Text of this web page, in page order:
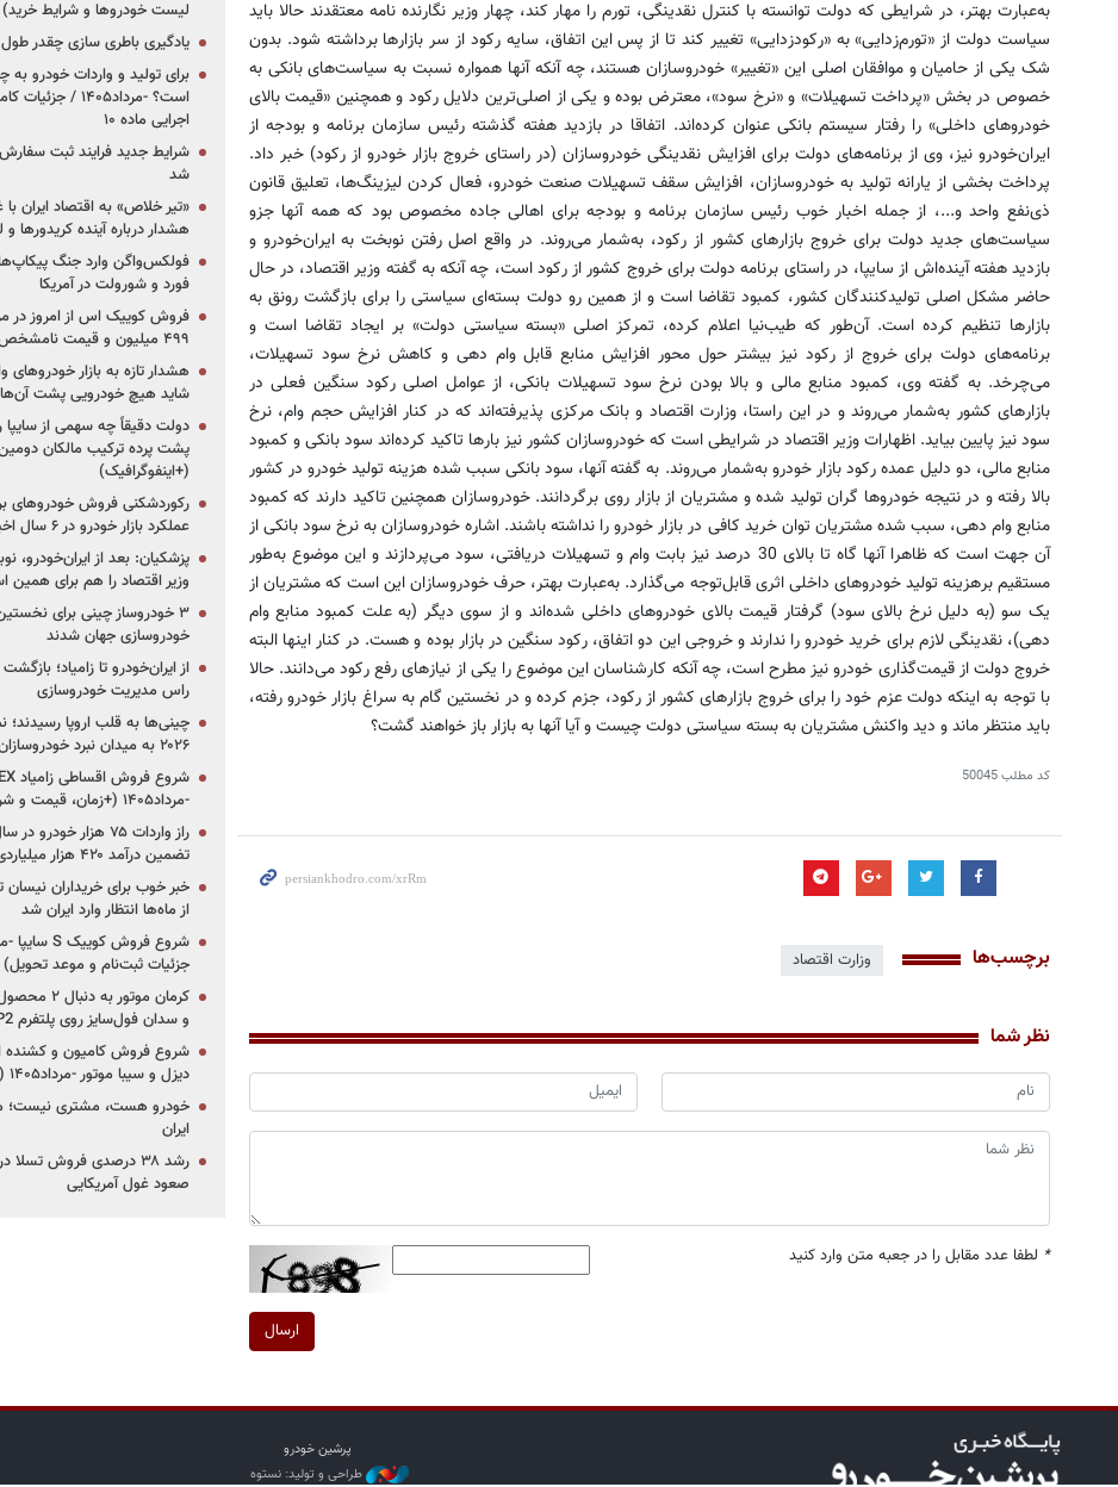
به‌عبارت بهتر، در شرایطی که دولت توانسته با کنترل نقدینگی، تورم را مهار کند، چهار وزیر نگارنده نامه معتقدند حالا باید
سیاست دولت از «تورم‌زدایی» به «رکودزدایی» تغییر کند تا از پس این اتفاق، سایه رکود از سر بازارها برداشته شود. بدون
شک یکی از حامیان و موافقان اصلی این «تغییر» خودروسازان هستند، چه آنکه آنها همواره نسبت به سیاست‌های بانکی به
خصوص در بخش «پرداخت تسهیلات» و «نرخ سود»، معترض بوده و یکی از اصلی‌ترین دلایل رکود و همچنین «قیمت بالای
خودروهای داخلی» را رفتار سیستم بانکی عنوان کرده‌اند. اتفاقا در بازدید هفته گذشته رئیس سازمان برنامه و بودجه از
ایران‌خودرو نیز، وی از برنامه‌های دولت برای افزایش نقدینگی خودروسازان (در راستای خروج بازار خودرو از رکود) خبر داد.
پرداخت بخشی از یارانه تولید به خودروسازان، افزایش سقف تسهیلات صنعت خودرو، فعال کردن لیزینگ‌ها، تعلیق قانون
ذی‌نفع واحد و...، از جمله اخبار خوب رئیس سازمان برنامه و بودجه برای اهالی جاده مخصوص بود که همه آنها جزو
سیاست‌های جدید دولت برای خروج بازارهای کشور از رکود، به‌شمار می‌روند. در واقع اصل رفتن نوبخت به ایران‌خودرو و
بازدید هفته آینده‌اش از سایپا، در راستای برنامه دولت برای خروج کشور از رکود است، چه آنکه به گفته وزیر اقتصاد، در حال
حاضر مشکل اصلی تولیدکنندگان کشور، کمبود تقاضا است و از همین رو دولت بسته‌ای سیاستی را برای بازگشت رونق به
بازارها تنظیم کرده است. آن‌طور که طیب‌نیا اعلام کرده، تمرکز اصلی «بسته سیاستی دولت» بر ایجاد تقاضا است و
برنامه‌های دولت برای خروج از رکود نیز بیشتر حول محور افزایش منابع قابل وام دهی و کاهش نرخ سود تسهیلات،
می‌چرخد. به گفته وی، کمبود منابع مالی و بالا بودن نرخ سود تسهیلات بانکی، از عوامل اصلی رکود سنگین فعلی در
بازارهای کشور به‌شمار می‌روند و در این راستا، وزارت اقتصاد و بانک مرکزی پذیرفته‌اند که در کنار افزایش حجم وام، نرخ
سود نیز پایین بیاید. اظهارات وزیر اقتصاد در شرایطی است که خودروسازان کشور نیز بارها تاکید کرده‌اند سود بانکی و کمبود
منابع مالی، دو دلیل عمده رکود بازار خودرو به‌شمار می‌روند. به گفته آنها، سود بانکی سبب شده هزینه تولید خودرو در کشور
بالا رفته و در نتیجه خودروها گران تولید شده و مشتریان از بازار روی برگردانند. خودروسازان همچنین تاکید دارند که کمبود
منابع وام دهی، سبب شده مشتریان توان خرید کافی در بازار خودرو را نداشته باشند. اشاره خودروسازان به نرخ سود بانکی از
آن جهت است که ظاهرا آنها گاه تا بالای 30 درصد نیز بابت وام و تسهیلات دریافتی، سود می‌پردازند و این موضوع به‌طور
مستقیم برهزینه تولید خودروهای داخلی اثری قابل‌توجه می‌گذارد. به‌عبارت بهتر، حرف خودروسازان این است که مشتریان از
یک سو (به دلیل نرخ بالای سود) گرفتار قیمت بالای خودروهای داخلی شده‌اند و از سوی دیگر (به علت کمبود منابع وام
دهی)، نقدینگی لازم برای خرید خودرو را ندارند و خروجی این دو اتفاق، رکود سنگین در بازار بوده و هست. در کنار اینها البته
خروج دولت از قیمت‌گذاری خودرو نیز مطرح است، چه آنکه کارشناسان این موضوع را یکی از نیازهای رفع رکود می‌دانند. حالا
با توجه به اینکه دولت عزم خود را برای خروج بازارهای کشور از رکود، جزم کرده و در نخستین گام به سراغ بازار خودرو رفته،
باید منتظر ماند و دید واکنش مشتریان به بسته سیاستی دولت چیست و آیا آنها به بازار باز خواهند گشت؟
کد مطلب50045
برچسب‌ها وزارت اقتصاد
نظر شما
* لطفا عدد مقابل را در جعبه متن وارد کنید
ارسال
لیست خودروها و شرایط خرید)
یادگیری باطری سازی چقدر
برای تولید و واردات خودرو به
است؟ -مرداد۱۴۰۵
اجرایی ماده ۱۰
شرایط جدید فرایند ثبت
شد
«تیر خلاص» به اقتصاد ایران
هشدار درباره آینده کریدورها
فولکس‌واگن وارد جنگ
فورد و شورولت در آمریکا
۴۹۹ میلیون و قیمت نامشخص
هشدار تازه به بازار خودروهای
شاید هیچ خودرویی پشت آن‌ها
دولت دقیقاً چه سهمی از سایپا
پشت پرده ترکیب مالکان
(+اینفوگرافیک)
رکوردشکنی فروش خودروهای
عملکرد بازار خودرو در ۶ سال اخیر
پزشکیان: بعد از ایران‌خودرو،
وزیر اقتصاد را هم برای همین
خودروسازی جهان شدند
از ایران‌خودرو تا زامیاد؛
راس مدیریت خودروسازی
چینی‌ها به قلب اروپا رسیدند؛
۲۰۲۶ به میدان نبرد خودروسازان جهان تبدیل می‌شود
-مرداد۱۴۰۵ (+زمان، قیمت و شرایط فروش)
تضمین درآمد ۴۲۰ هزار میلیاردی دولت؟
خبر خوب برای خریداران
از ماه‌ها انتظار وارد ایران شد
جزئیات ثبت‌نام و موعد تحویل)
و سدان فول‌سایز روی پلتفرم KP2
شروع فروش کامیون و کشنده
دیزل و سیبا موتور -مرداد۱۴۰۵ (+قیمت و شرایط)
خودرو هست، مشتری نیست؛
ایران
رشد ۳۸ درصدی فروش
صعود غول آمریکایی
پرشین خودرو
طراحی و تولید: نستوه